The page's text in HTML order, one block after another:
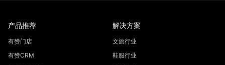
产品推荐
有赞门店
有赞CRM
解决方案
文旅行业
鞋服行业